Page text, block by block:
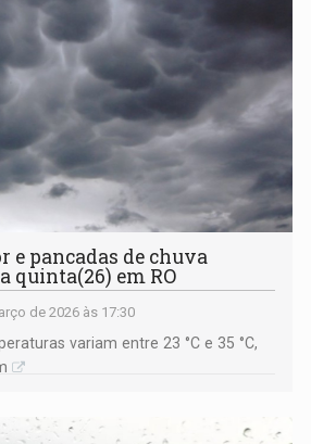
e pancadas de chuva
quinta(26) em RO
de 2026 às 17:30
variam entre 23 °C e 35 °C,